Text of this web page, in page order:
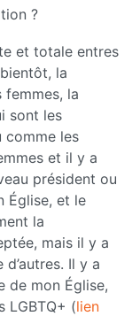
?
et totale entres
la
la
sont les
comme les
et il y a
président ou
Église, et le
la
mais il y a
Il y a
de mon Église,
LGBTQ+ (lien